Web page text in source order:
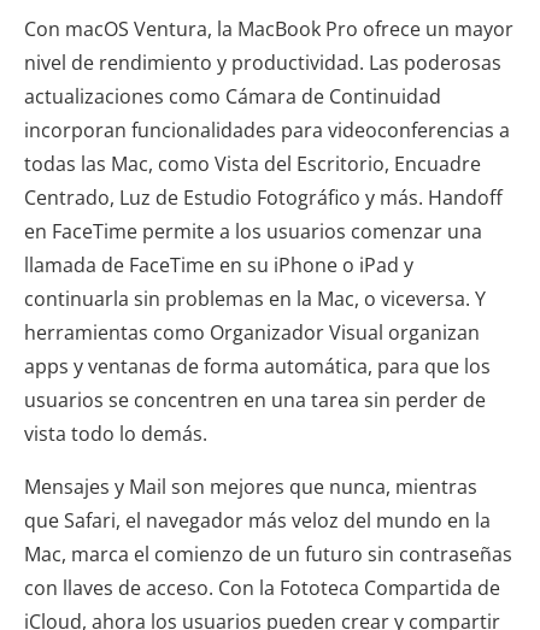
Con macOS Ventura, la MacBook Pro ofrece un mayor
nivel de rendimiento y productividad. Las poderosas
actualizaciones como Cámara de Continuidad
incorporan funcionalidades para videoconferencias a
todas las Mac, como Vista del Escritorio, Encuadre
Centrado, Luz de Estudio Fotográfico y más. Handoff
en FaceTime permite a los usuarios comenzar una
llamada de FaceTime en su iPhone o iPad y
continuarla sin problemas en la Mac, o viceversa. Y
herramientas como Organizador Visual organizan
apps y ventanas de forma automática, para que los
usuarios se concentren en una tarea sin perder de
vista todo lo demás.
Mensajes y Mail son mejores que nunca, mientras
que Safari, el navegador más veloz del mundo en la
Mac, marca el comienzo de un futuro sin contraseñas
con llaves de acceso. Con la Fototeca Compartida de
iCloud, ahora los usuarios pueden crear y compartir